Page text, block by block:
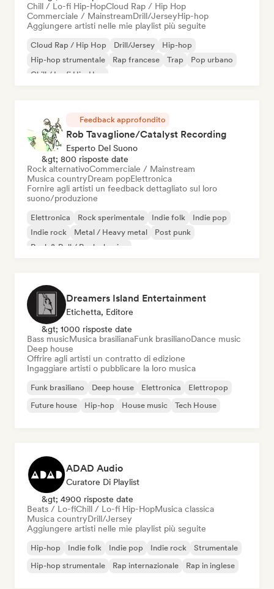
Chill / Lo-fi Hip-HopCloud Rap / Hip Hop
Commerciale / MainstreamDrill/JerseyHip-hop
Aggiungere artisti nelle mie playlist più seguite
Cloud Rap / Hip Hop Drill/Jersey
Hip-hop
Hip-hop strumentale
Rap francese Trap
Pop urbano
Chill / Lo-fi Hip-Hop
Feedback approfondito
Rob Tavaglione/Catalyst Recording
Esperto Del Suono
&gt; 800 risposte date
Rock alternativoCommerciale / Mainstream
Musica countryDream popElettronica
Fornire agli artisti un feedback dettagliato sul loro
suono/produzione
Elettronica Rock sperimentale Indie folk
Indie pop
Indie rock
Metal / Heavy metal
Post punk
Rock & Roll / Rock classico
Dreamers Island Entertainment
Etichetta, Editore
&gt; 1000 risposte date
Bass musicMusica brasilianaFunk brasilianoDance music
Deep house
Offrire agli artisti un contratto di edizione
Ingaggiare artisti o pubblicare la loro musica
Funk brasiliano Deep house Elettronica
Elettropop
Future house
Hip-hop House music Tech House
ADAD Audio
Curatore Di Playlist
&gt; 4900 risposte date
Beats / Lo-fiChill / Lo-fi Hip-HopMusica classica
Musica countryDrill/Jersey
Aggiungere artisti nelle mie playlist più seguite
Hip-hop Indie folk Indie pop Indie rock
Strumentale
Hip-hop strumentale
Rap internazionale Rap in inglese